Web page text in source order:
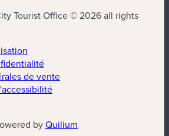
Tourist Office © 2026 all rights
de vente
fenêtre)
byQuilium